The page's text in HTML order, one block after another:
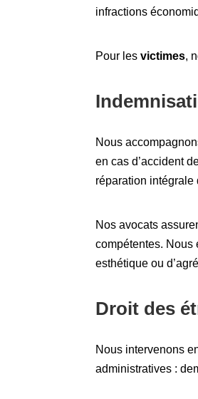
infractions
Pour lesvictimes,
Nous
en cas d’accident
réparation intégrale
Nos avocats
compétentes. Nous
esthétique ou
Droit des
Nous intervenons
administratives :